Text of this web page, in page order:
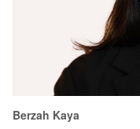
Berzah Kaya